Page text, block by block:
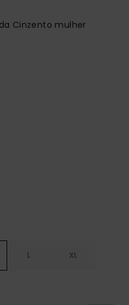
Cinzento mulher
L XL